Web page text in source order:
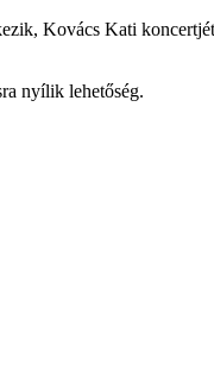
Kovács Kati
nyílik lehetőség.